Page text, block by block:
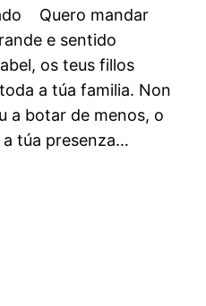
Quero mandar
e sentido
os teus fillos
a túa familia. Non
a botar de menos, o
túa presenza…